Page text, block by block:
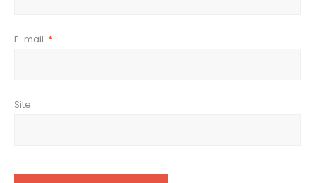
E-mail *
Site